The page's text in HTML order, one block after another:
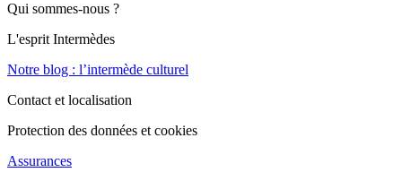
Qui sommes-nous ?
L'esprit Intermèdes
Notre blog : l’intermède culturel
Contact et localisation
Protection des données et cookies
Assurances